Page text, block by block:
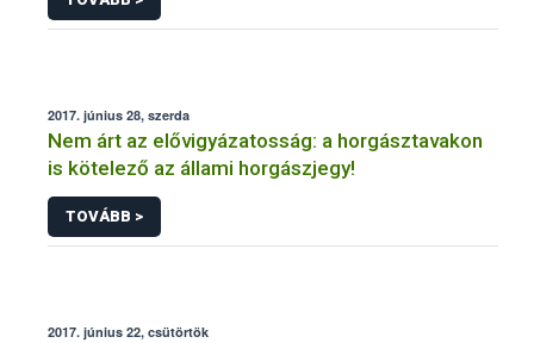
2017. június 28, szerda
Nem árt az elővigyázatosság: a horgásztavakon
is kötelező az állami horgászjegy!
TOVÁBB >
2017. június 22, csütörtök